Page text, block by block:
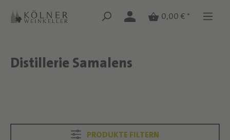
Zum Hauptinhalt springen
Zum Hauptinhalt springen
0,00 € *
Text überspringen
Distillerie Samalens
Text überspringen
PRODUKTE FILTERN